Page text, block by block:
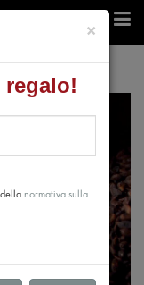
× chiudi
regalo!
normativa sulla